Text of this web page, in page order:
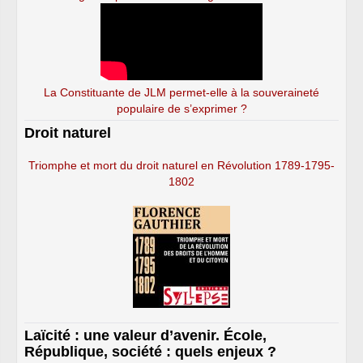
La Constituante de JLM permet-elle à la souveraineté
populaire de s’exprimer ?
Droit naturel
Triomphe et mort du droit naturel en Révolution 1789-1795-
1802
Laïcité : une valeur d’avenir. École,
République, société : quels enjeux ?